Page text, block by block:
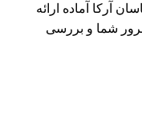
آرکا آماده ارائه
شما و بررسی